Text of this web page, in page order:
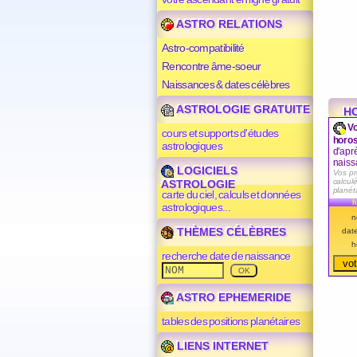
ASTRO RELATIONS
Astro-compatibilité
Rencontre âme-soeur
Naissances & dates célèbres
ASTROLOGIE GRATUITE
cours et supports d'études
astrologiques
LOGICIELS
ASTROLOGIE
carte du ciel, calculs et données
astrologiques...
THÈMES CÉLÈBRES
recherche date de naissance
ASTRO EPHEMERIDE
tables des positions planétaires
LIENS INTERNET
Vos